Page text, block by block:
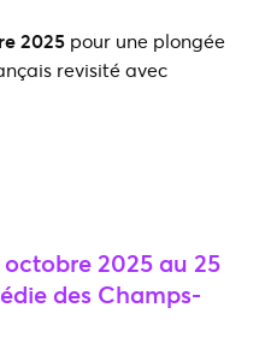
2025 pour une plongée
revisité avec
2025 au 25
des Champs-